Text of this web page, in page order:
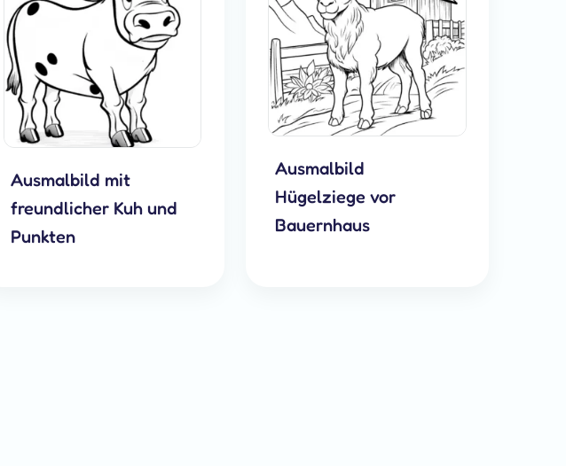
Ausmalbild mit
freundlicher Kuh und
Punkten
Ausmalbild
Hügelziege vor
Bauernhaus